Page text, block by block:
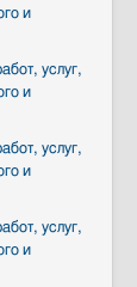
и
услуг,
и
услуг,
и
услуг,
и